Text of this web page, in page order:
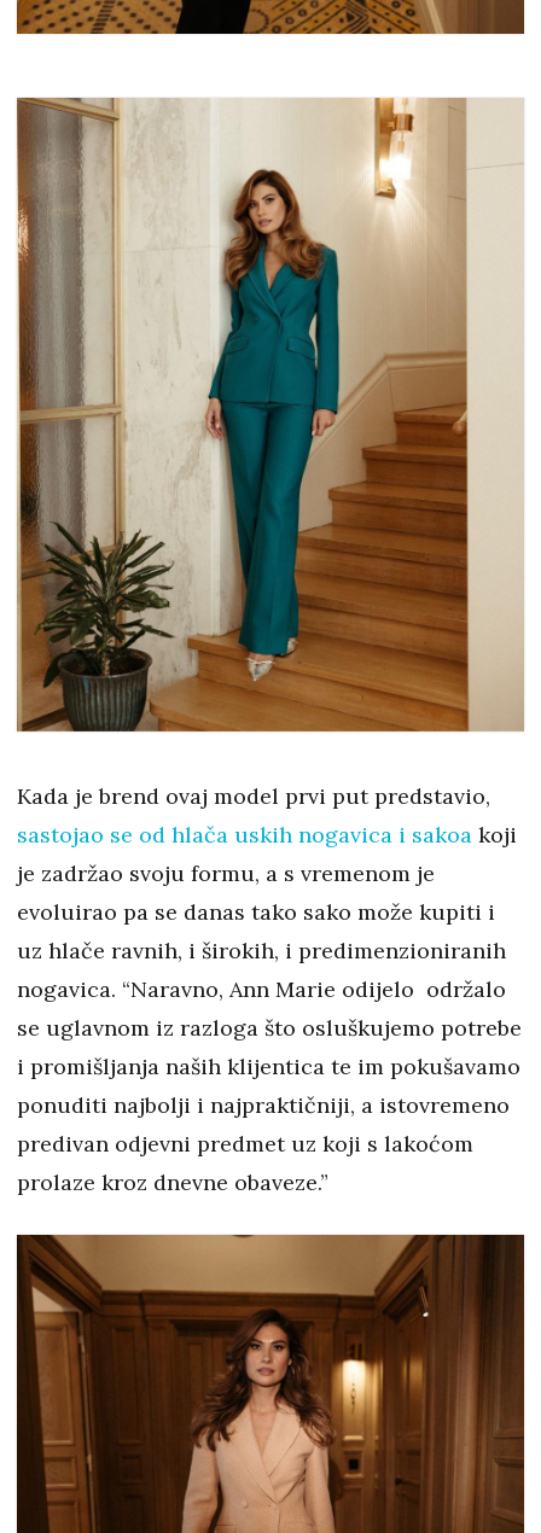
Kada je brend ovaj model prvi put predstavio,
sastojao se od hlača uskih nogavica i sakoa koji
je zadržao svoju formu, a s vremenom je
evoluirao pa se danas tako sako može kupiti i
uz hlače ravnih, i širokih, i predimenzioniranih
nogavica. “Naravno, Ann Marie odijelo održalo
se uglavnom iz razloga što osluškujemo potrebe
i promišljanja naših klijentica te im pokušavamo
ponuditi najbolji i najpraktičniji, a istovremeno
predivan odjevni predmet uz koji s lakoćom
prolaze kroz dnevne obaveze.”